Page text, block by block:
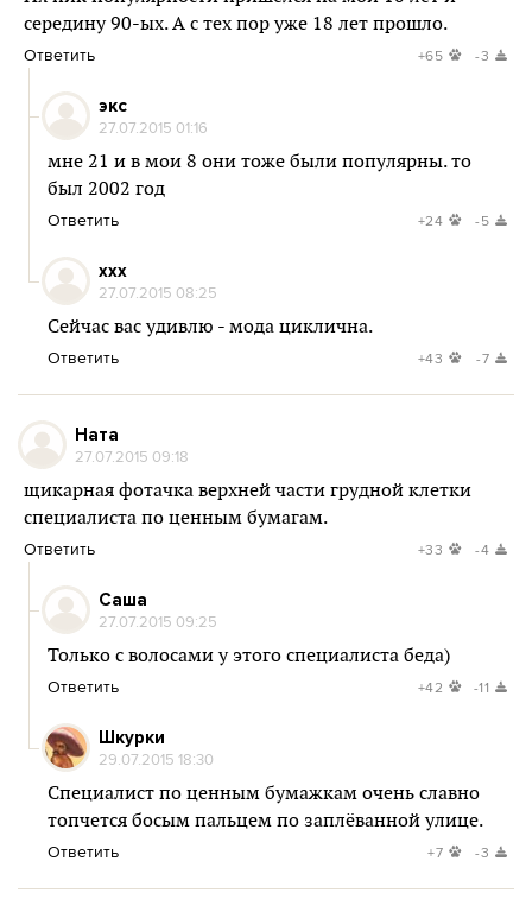
середину 90-ых. А с тех пор уже 18 лет прошло.
Ответить +65 -3
экс
27.07.2015 01:16
мне 21 и в мои 8 они тоже были популярны. то
был 2002 год
Ответить +24 -5
xxx
27.07.2015 08:25
Сейчас вас удивлю - мода циклична.
Ответить +43 -7
Ната
27.07.2015 09:18
щикарная фотачка верхней части грудной клетки
специалиста по ценным бумагам.
Ответить +33 -4
Саша
27.07.2015 09:25
Только с волосами у этого специалиста беда)
Ответить +42 -11
Шкурки
29.07.2015 18:30
Специалист по ценным бумажкам очень славно
топчется босым пальцем по заплёванной улице.
Ответить +7 -3